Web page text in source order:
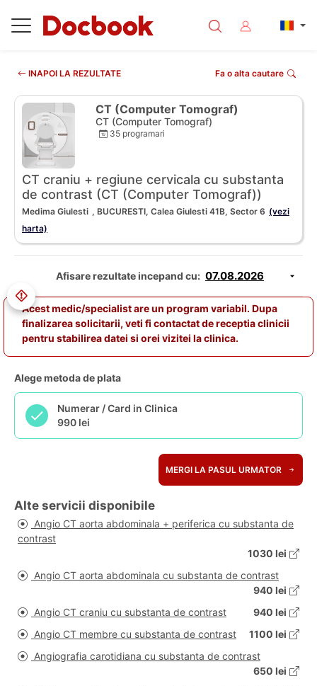
INAPOI LA REZULTATE Fa o alta cautare
CT (Computer Tomograf)
CT (Computer Tomograf)
35 programari
CT craniu + regiune cervicala cu substanta
de contrast (CT (Computer Tomograf))
Medima Giulesti , BUCURESTI, Calea Giulesti 41B, Sector 6 (vezi
harta)
Afisare rezultate incepand cu:
Acest medic/specialist are un program variabil. Dupa
finalizarea solicitarii, veti fi contactat de receptia clinicii
pentru stabilirea datei si orei vizitei la clinica.
Alege metoda de plata
Numerar / Card in Clinica
990 lei
MERGI LA PASUL URMATOR
Alte servicii disponibile
Angio CT aorta abdominala + periferica cu substanta de
contrast
1030 lei
Angio CT aorta abdominala cu substanta de contrast
940 lei
Angio CT craniu cu substanta de contrast
940 lei
Angio CT membre cu substanta de contrast
1100 lei
Angiografia carotidiana cu substanta de contrast
650 lei